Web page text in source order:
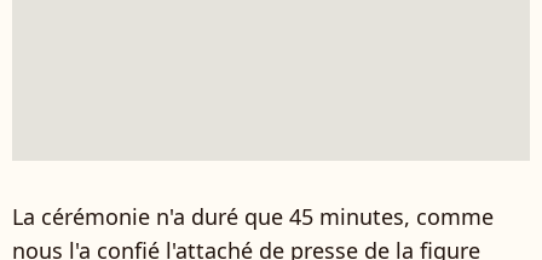
La cérémonie n'a duré que 45 minutes, comme
nous l'a confié l'attaché de presse de la figure